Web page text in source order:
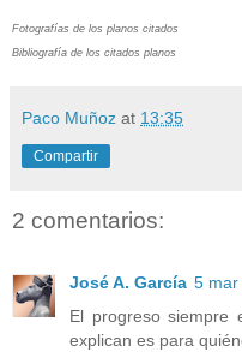
Fotografías de los planos citados
Bibliografía de los citados planos
Paco Muñoz at 13:35
Compartir
2 comentarios:
José A. García 5 mar
El progreso siempre
explican es para